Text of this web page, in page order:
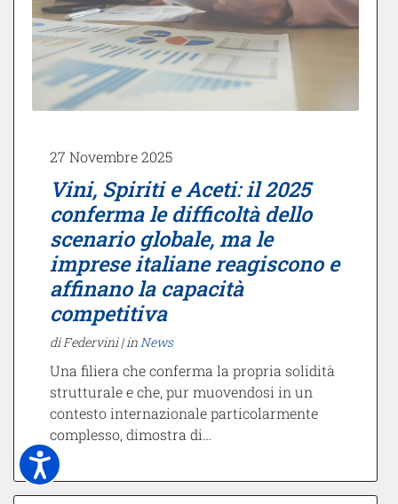
27 Novembre 2025
Vini, Spiriti e Aceti: il 2025
conferma le difficoltà dello
scenario globale, ma le
imprese italiane reagiscono e
affinano la capacità
competitiva
di Federvini |inNews
Una filiera che conferma la propria solidità
strutturale e che, pur muovendosi in un
contesto internazionale particolarmente
complesso, dimostra di…